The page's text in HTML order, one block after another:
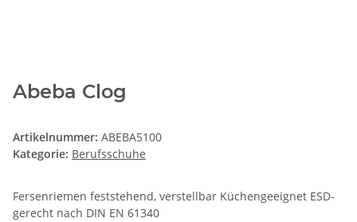
Abeba Clog
Artikelnummer: ABEBA5100
Kategorie: Berufsschuhe
Fersenriemen feststehend, verstellbar Küchengeeignet ESD-
gerecht nach DIN EN 61340